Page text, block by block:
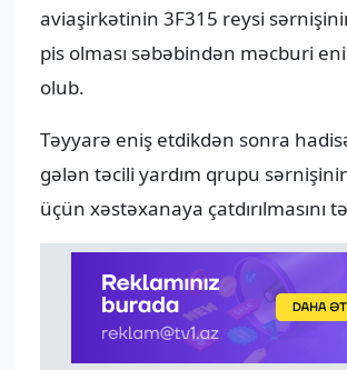
aviaşirkətinin 3F315 reysi
pis olması səbəbindən məcburi
olub.
Təyyarə eniş etdikdən sonra
gələn təcili yardım qrupu
üçün xəstəxanaya çatdırılmasını